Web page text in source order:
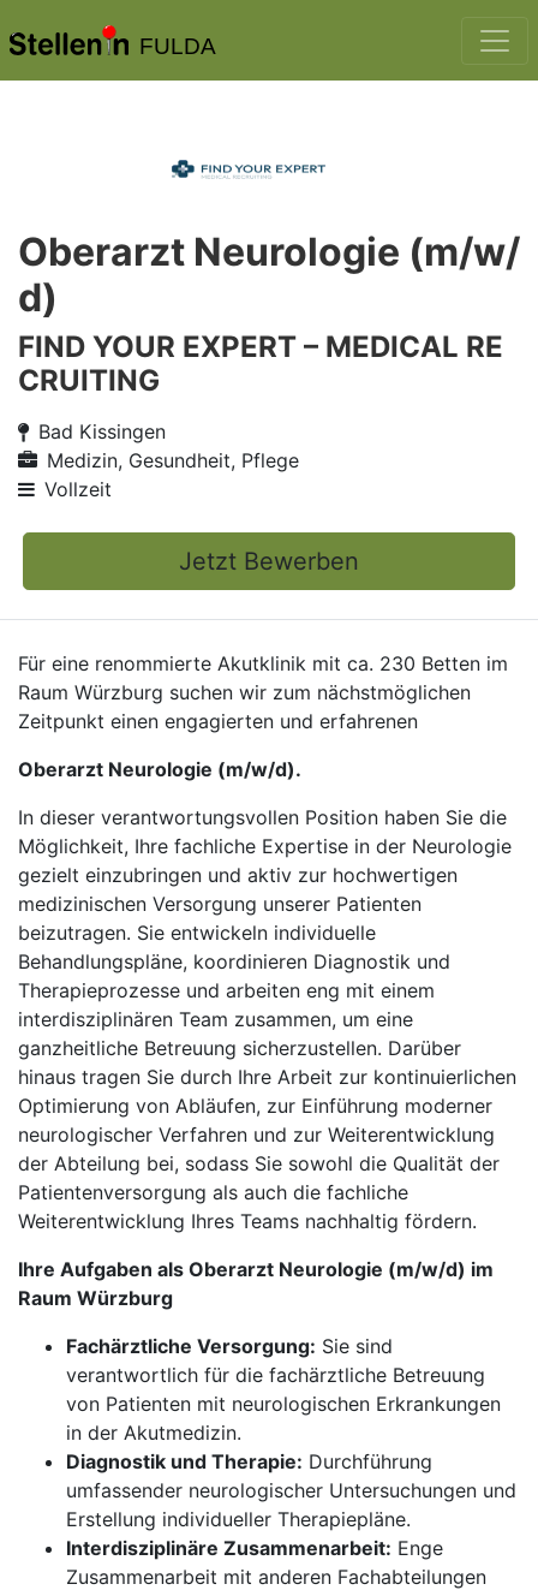
FULDA
Oberarzt Neurologie (m/w/
d)
FIND YOUR EXPERT – MEDICAL RE
CRUITING
Bad Kissingen
Medizin, Gesundheit, Pflege
Vollzeit
Jetzt Bewerben
Für eine renommierte Akutklinik mit ca. 230 Betten im
Raum Würzburg suchen wir zum nächstmöglichen
Zeitpunkt einen engagierten und erfahrenen
Oberarzt Neurologie (m/w/d).
In dieser verantwortungsvollen Position haben Sie die
Möglichkeit, Ihre fachliche Expertise in der Neurologie
gezielt einzubringen und aktiv zur hochwertigen
medizinischen Versorgung unserer Patienten
beizutragen. Sie entwickeln individuelle
Behandlungspläne, koordinieren Diagnostik und
Therapieprozesse und arbeiten eng mit einem
interdisziplinären Team zusammen, um eine
ganzheitliche Betreuung sicherzustellen. Darüber
hinaus tragen Sie durch Ihre Arbeit zur kontinuierlichen
Optimierung von Abläufen, zur Einführung moderner
neurologischer Verfahren und zur Weiterentwicklung
der Abteilung bei, sodass Sie sowohl die Qualität der
Patientenversorgung als auch die fachliche
Weiterentwicklung Ihres Teams nachhaltig fördern.
Ihre Aufgaben als Oberarzt Neurologie (m/w/d) im
Raum Würzburg
Fachärztliche Versorgung: Sie sind
verantwortlich für die fachärztliche Betreuung
von Patienten mit neurologischen Erkrankungen
in der Akutmedizin.
Diagnostik und Therapie: Durchführung
umfassender neurologischer Untersuchungen und
Erstellung individueller Therapiepläne.
Interdisziplinäre Zusammenarbeit: Enge
Zusammenarbeit mit anderen Fachabteilungen